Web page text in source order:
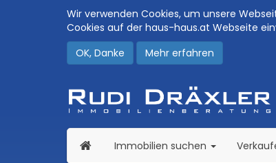
Wir verwenden Cookies, um unsere
Cookies auf der haus-haus.at Webseite
OK, Danke
Mehr erfahren
Immobilien suchen (current)